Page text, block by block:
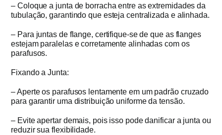
– Coloque a junta de borracha entre as extremidades da
tubulação, garantindo que esteja centralizada e alinhada.
– Para juntas de flange, certifique-se de que as flanges
estejam paralelas e corretamente alinhadas com os
parafusos.
Fixando a Junta:
– Aperte os parafusos lentamente em um padrão cruzado
para garantir uma distribuição uniforme da tensão.
– Evite apertar demais, pois isso pode danificar a junta ou
reduzir sua flexibilidade.